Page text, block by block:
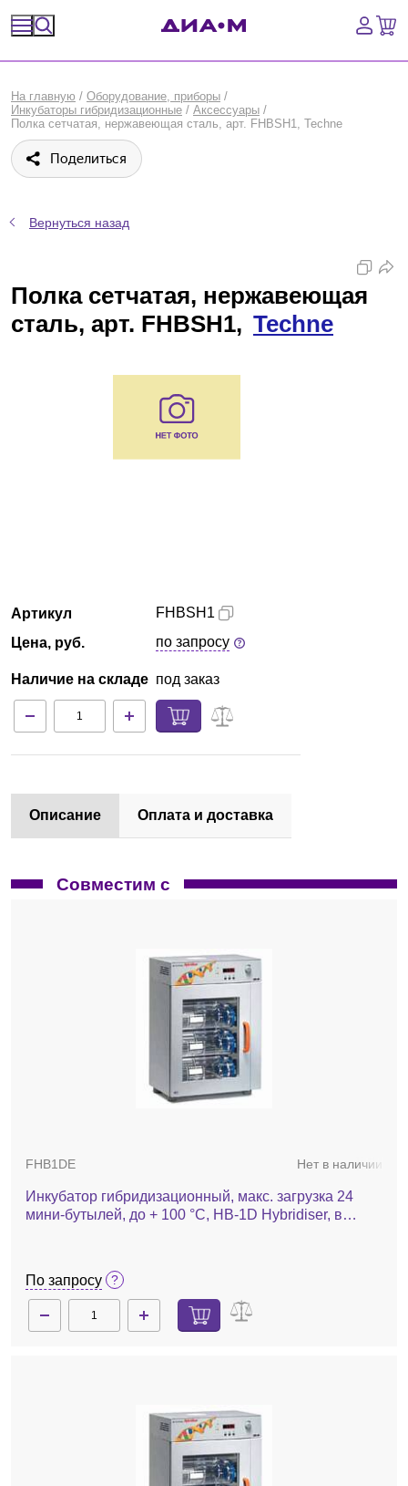
Оборудование, приборы
Расходные материалы, пластик, стекло
Библиотека
Производители
Доставка и оплата
Контакты
На главную / Оборудование, приборы /
Инкубаторы гибридизационные / Аксессуары /
Полка сетчатая, нержавеющая сталь, арт. FHBSH1, Techne
Поделиться
Вернуться назад
Полка сетчатая, нержавеющая
сталь, арт. FHBSH1, Techne
Артикул
Цена, руб.
Наличие на складе
FHBSH1
по запросу
под заказ
Описание Оплата и доставка
Совместим с
FHB1DE Нет в наличии
Инкубатор гибридизационный, макс. загрузка 24
мини-бутылей, до + 100 °C, HB-1D Hybridiser, в
По запросу